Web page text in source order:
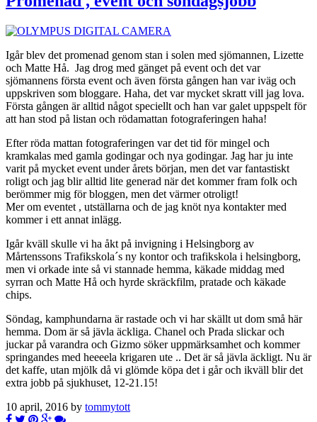
Igår blev det promenad genom stan i solen med sjömannen, Lizette
och Matte Hå. Jag drog med gänget på event och det var
sjömannens första event och även första gången han var iväg och
uppskriven som bloggare. Haha, det var mycket skratt vill jag lova.
Första gången är alltid något speciellt och han var galet uppspelt för
att han stod på listan och rödamattan fotograferingen haha!
Efter röda mattan fotograferingen var det tid för mingel och
kramkalas med gamla godingar och nya godingar. Jag har ju inte
varit på mycket event under årets början, men det var fantastiskt
roligt och jag blir alltid lite generad när det kommer fram folk och
berömmer mig för bloggen, men det värmer otroligt!
Mer om eventet , utställarna och de jag knöt nya kontakter med
kommer i ett annat inlägg.
Igår kväll skulle vi ha åkt på invigning i Helsingborg av
Mårtenssons Trafikskola´s ny kontor och trafikskola i helsingborg,
men vi orkade inte så vi stannade hemma, käkade middag med
syrran och Matte Hå och hyrde skräckfilm, pratade och käkade
chips.
Söndag, kamphundarna är rastade och vi har skällt ut dom små här
hemma. Dom är så jävla äckliga. Chanel och Prada slickar och
juckar på varandra och Gizmo söker uppmärksamhet och kommer
springandes med heeeela krigaren ute .. Det är så jävla äckligt. Nu är
det kaffe, utan mjölk då vi glömde köpa det i går och ikväll blir det
extra jobb på sjukhuset, 12-21.15!
10 april, 2016 by tommytott